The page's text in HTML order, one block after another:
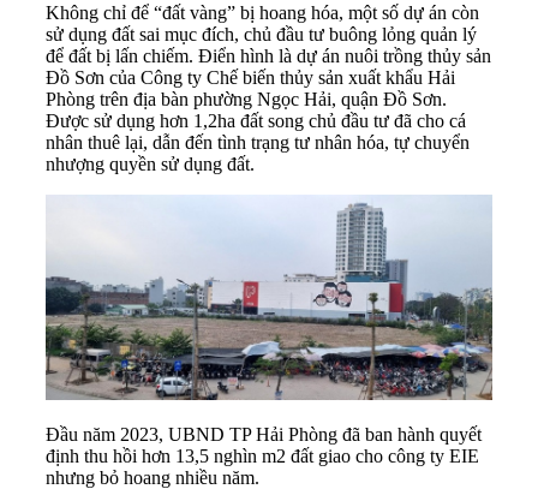
Không chỉ để “đất vàng” bị hoang hóa, một số dự án còn
sử dụng đất sai mục đích, chủ đầu tư buông lỏng quản lý
để đất bị lấn chiếm. Điển hình là dự án nuôi trồng thủy sản
Đồ Sơn của Công ty Chế biến thủy sản xuất khẩu Hải
Phòng trên địa bàn phường Ngọc Hải, quận Đồ Sơn.
Được sử dụng hơn 1,2ha đất song chủ đầu tư đã cho cá
nhân thuê lại, dẫn đến tình trạng tư nhân hóa, tự chuyển
nhượng quyền sử dụng đất.
Đầu năm 2023, UBND TP Hải Phòng đã ban hành quyết
định thu hồi hơn 13,5 nghìn m2 đất giao cho công ty EIE
nhưng bỏ hoang nhiều năm.